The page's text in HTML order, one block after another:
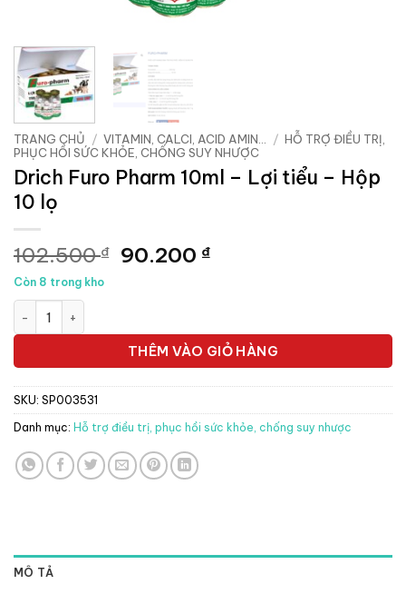
TRANG CHỦ / VITAMIN, CALCI, ACID AMIN... / HỖ TRỢ ĐIỀU TRỊ,
PHỤC HỒI SỨC KHỎE, CHỐNG SUY NHƯỢC
Drich Furo Pharm 10ml – Lợi tiểu – Hộp
10 lọ
102.500₫ Giá
90.200 ₫Giá
90.200 ₫.
Còn 8 trong kho
Drich Furo Pharm 10ml - Lợi tiểu - Hộp 10 lọ số lượng
THÊM VÀO GIỎ HÀNG
SKU: SP003531
Danh mục: Hỗ trợ điều trị, phục hồi sức khỏe, chống suy nhược
MÔ TẢ